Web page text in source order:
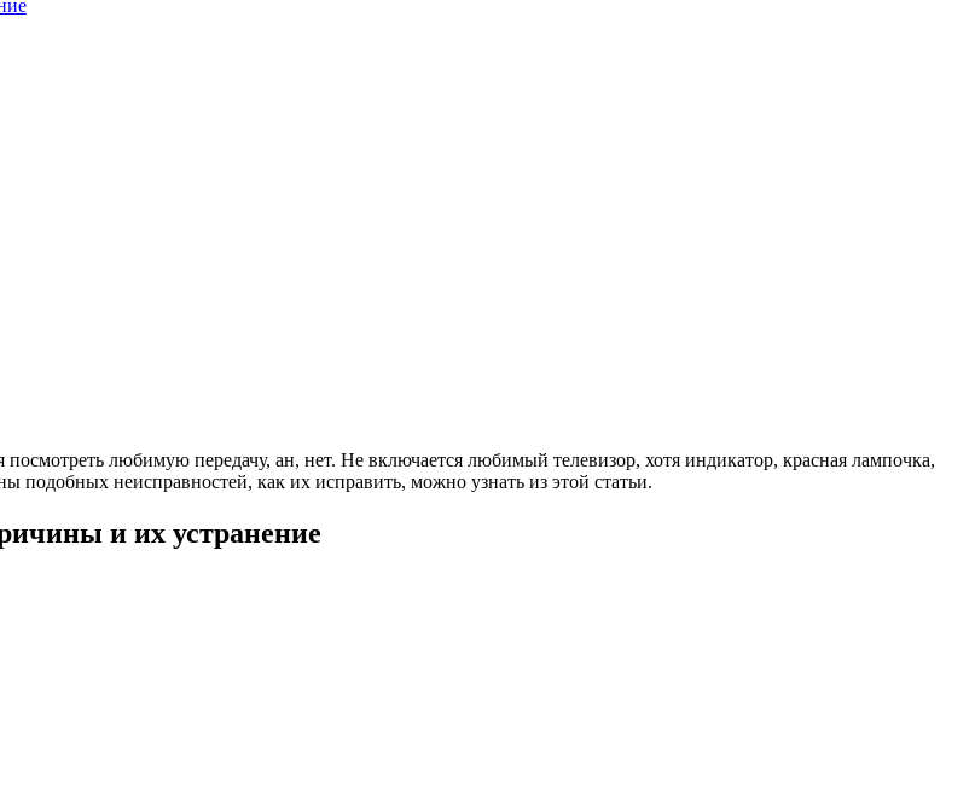
любимую передачу, ан, нет. Не включается любимый телевизор, хотя индикатор, красная лампочка,
подобных неисправностей, как их исправить, можно узнать из этой статьи.
и их устранение